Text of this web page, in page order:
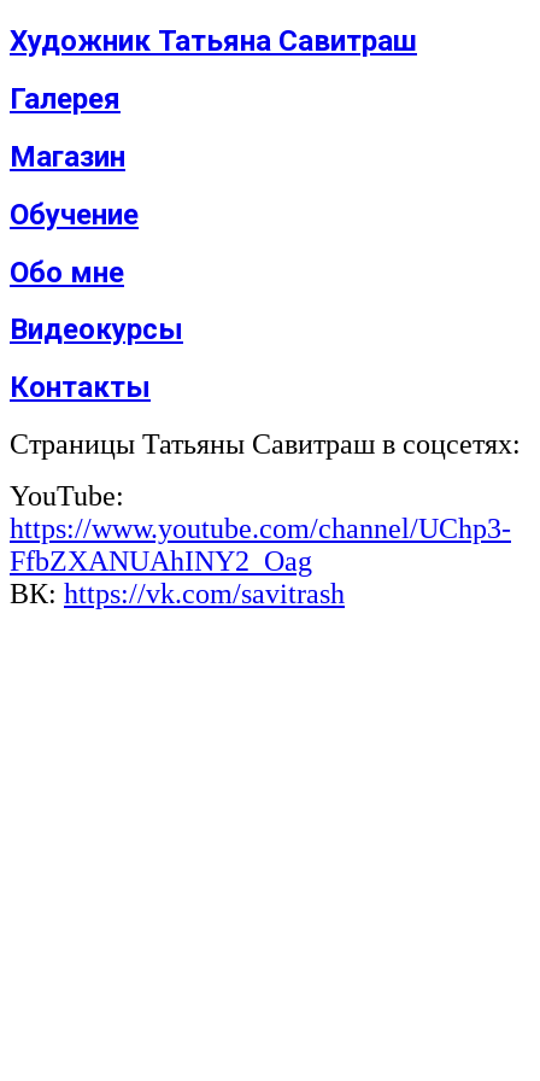
Художник Татьяна Савитраш
Галерея
Магазин
Обучение
Обо мне
Видеокурсы
Контакты
Страницы Татьяны Савитраш в соцсетях:
YouTube:
https://www.youtube.com/channel/UChp3-
FfbZXANUAhINY2_Oag
ВК: https://vk.com/savitrash